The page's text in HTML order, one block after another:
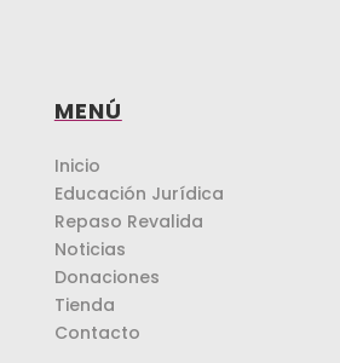
MENÚ
Inicio
Educación Jurídica
Repaso Revalida
Noticias
Donaciones
Tienda
Contacto